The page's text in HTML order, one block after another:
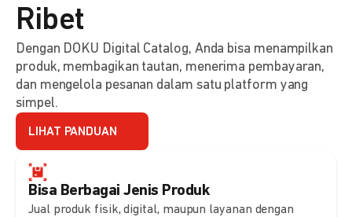
Bisa Berbagai Jenis Produk
Jual produk fisik, digital, maupun layanan dengan
Ribet
Dengan DOKU Digital Catalog, Anda bisa menampilkan
produk, membagikan tautan, menerima pembayaran,
dan mengelola pesanan dalam satu platform yang
simpel.
LIHAT PANDUAN